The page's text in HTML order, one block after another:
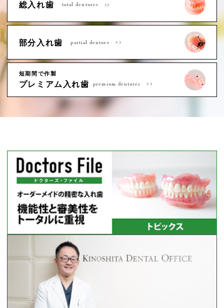
総入れ歯 total dentures
部分入れ歯 partial denture
短期間で作製
プレミアム入れ歯 premium dentures